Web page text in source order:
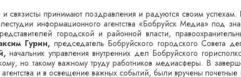
принимают поздравления и радуются своим
информационного агентства «Бобруйск Медиа» под
городской и районной власти,
Гурин, председатель Бобруйского городского Совета
начальник управления внутренних дел Бобруйского
но такому важному труду работников медиасферы. В
и в освещение важных событий, были вручены почетные